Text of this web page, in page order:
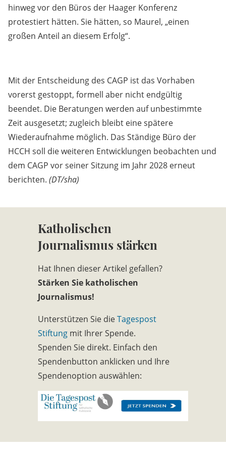
hinweg vor den Büros der Haager Konferenz
protestiert hätten. Sie hätten, so Maurel, „einen
großen Anteil an diesem Erfolg“.
Mit der Entscheidung des CAGP ist das Vorhaben
vorerst gestoppt, formell aber nicht endgültig
beendet. Die Beratungen werden auf unbestimmte
Zeit ausgesetzt; zugleich bleibt eine spätere
Wiederaufnahme möglich. Das Ständige Büro der
HCCH soll die weiteren Entwicklungen beobachten und
dem CAGP vor seiner Sitzung im Jahr 2028 erneut
berichten. (DT/sha)
Katholischen
Journalismus stärken
Hat Ihnen dieser Artikel gefallen?
Stärken Sie katholischen
Journalismus!
Unterstützen Sie dieTagespost
Stiftung mit Ihrer Spende.
Spenden Sie direkt. Einfach den
Spendenbutton anklicken und Ihre
Spendenoption auswählen: